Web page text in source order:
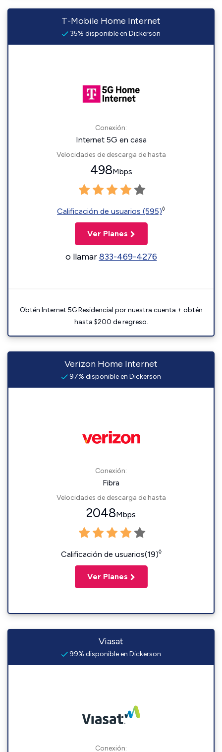
T-Mobile Home Internet
35% disponible en Dickerson
Conexión:
Internet 5G en casa
Velocidades de descarga de hasta
498Mbps
Calificación de usuarios (595)◊
Ver Planes
o llamar833-469-4276
Obtén Internet 5G Residencial por nuestra cuenta + obtén
hasta $200 de regreso.
Verizon Home Internet
97% disponible en Dickerson
Conexión:
Fibra
Velocidades de descarga de hasta
2048Mbps
Calificación de usuarios(19)◊
Ver Planes
Viasat
99% disponible en Dickerson
Conexión: